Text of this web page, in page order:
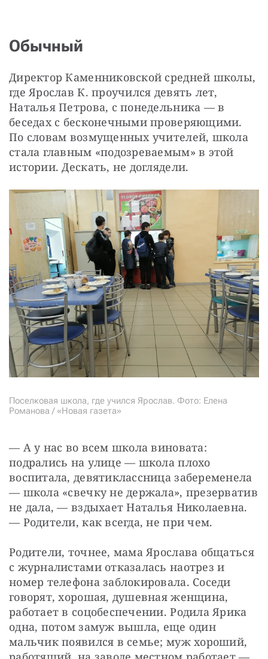
Обычный
Директор Каменниковской средней школы,
где Ярослав К. проучился девять лет,
Наталья Петрова, с понедельника — в
беседах с бесконечными проверяющими.
По словам возмущенных учителей, школа
стала главным «подозреваемым» в этой
истории. Дескать, не доглядели.
Поселковая школа, где учился Ярослав. Фото: Елена
Романова / «Новая газета»
— А у нас во всем школа виновата:
подрались на улице — школа плохо
воспитала, девятиклассница забеременела
— школа «свечку не держала», презерватив
не дала, — вздыхает Наталья Николаевна.
— Родители, как всегда, не при чем.
Родители, точнее, мама Ярослава общаться
с журналистами отказалась наотрез и
номер телефона заблокировала. Соседи
говорят, хорошая, душевная женщина,
работает в соцобеспечении. Родила Ярика
одна, потом замуж вышла, еще один
мальчик появился в семье; муж хороший,